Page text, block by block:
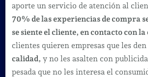
aporte un servicio de atención al
70% de las experiencias de compra
se siente el cliente, en contacto con
clientes quieren empresas que les den
calidad, y no les asalten con
pesada que no les interesa el